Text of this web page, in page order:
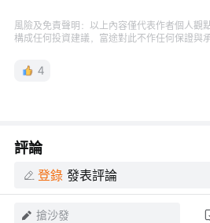
風險及免責聲明：以上內容僅代表作者個人觀
構成任何投資建議，富途對此不作任何保證與
4
評論
登錄 發表評論
搶沙發